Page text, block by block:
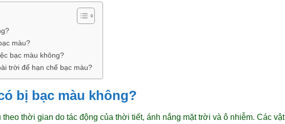
màu?
bạc màu không?
trời để hạn chế bạc màu?
bị bạc màu không?
thời gian do tác động của thời tiết, ánh nắng mặt trời và ô nhiễm. Các vật